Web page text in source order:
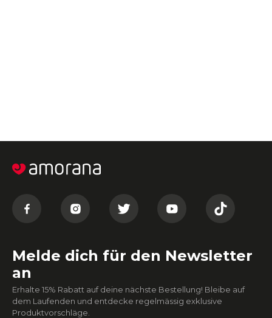
Melde dich für den Newsletter
an
Erhalte 15% Rabatt auf deine nächste Bestellung! Bleibe auf
dem Laufenden und entdecke regelmässig exklusive
Produktvorschläge.